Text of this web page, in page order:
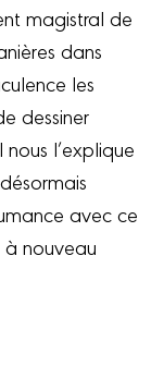
magistral de
dans
les
dessiner
l’explique
avec ce
nouveau